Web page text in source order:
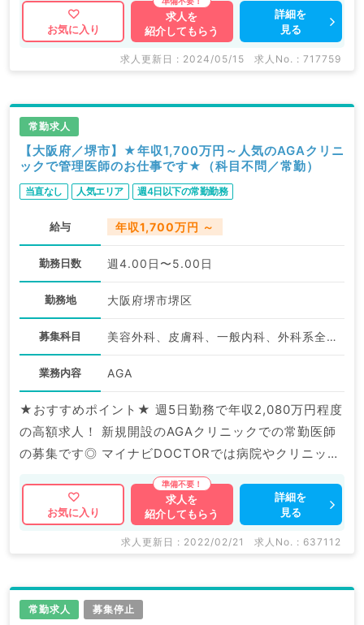
お気に入り
求人を
紹介してもらう
詳細を
見る
求人更新日 : 2024/05/15 求人No. : 717759
常勤求人
【大阪府／堺市】★年収1,700万円～人気のAGAクリニ
ックで管理医師のお仕事です★（科目不問／常勤）
当直なし 人気エリア 週4日以下の常勤勤務
給与 年収1,700万円 ～
勤務日数 週4.00日〜5.00日
勤務地 大阪府堺市堺区
募集科目 美容外科、皮膚科、一般内科、外科系全般、一般外科、美容皮膚科、科目不問
業務内容 AGA
★おすすめポイント★ 週5日勤務で年収2,080万円程度
の高額求人！ 新規開設のAGAクリニックでの常勤医師
の募集です◎ マイナビDOCTORでは病院やクリニック
などの医療機関求人はもちろんのこと、 産業医等の企
業系求人も多数扱っています。 求人内容の詳細等はお
気軽にお問合せ下さい。
お気に入り
求人を
紹介してもらう
詳細を
見る
求人更新日 : 2022/02/21 求人No. : 637112
常勤求人 募集停止